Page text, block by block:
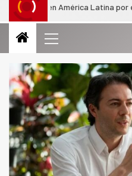
América Latina por el Súper El